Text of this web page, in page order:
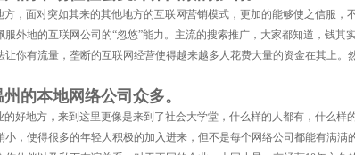
方，面对突如其来的其他地方的互联网营销模式，更加的能够使之信服，
服外地的互联网公司的“忽悠”能力。主流的搜索推广，大家都知道，钱其
让你有流量，垄断的互联网经营使得越来越多人花费大量的资金在其上。
的本地网络公司众多。
的好地方，来到这里更像是来到了社会大学堂，什么样的人都有，什么样
小，使得很多的年轻人积极的加入进来，但不是每个网络公司都能有满